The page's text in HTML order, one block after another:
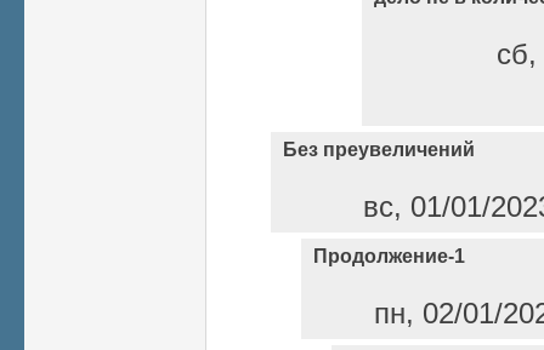
Без преувеличений
вс, 01/01/
Продолжение-1
пн, 02/01/